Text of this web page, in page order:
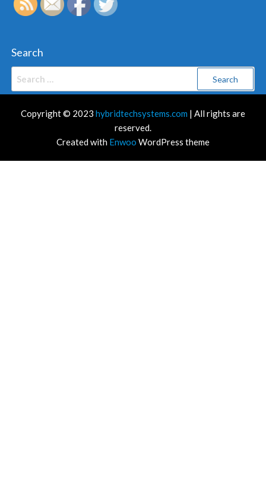
Search
Copyright © 2023 hybridtechsystems.com | All rights are
reserved.
Created with Enwoo WordPress theme